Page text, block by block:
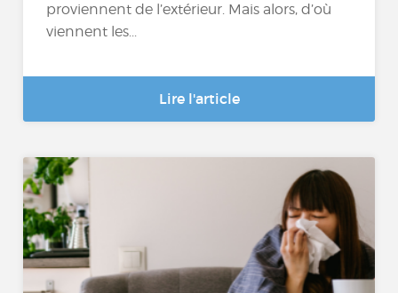
proviennent de l’extérieur. Mais alors, d’où
viennent les...
Lire l'article